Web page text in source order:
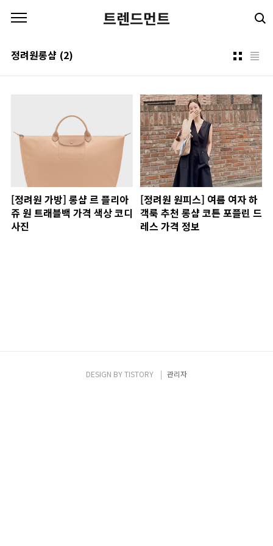
트렌드먼트
정려원롱샴 (2)
[정려원 가방] 롱샴 르 플리아
쥬 원 트래블백 가격 색상 코디
사진
[정려원 원피스] 여름 여자 하
객룩 추천 롱샴 코튼 포플린 드
레스 가격 정보
DESIGN BYTISTORY 관리자